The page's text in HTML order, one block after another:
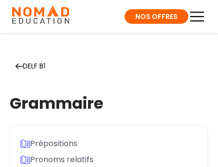
NOS OFFRES
DELF B1
Grammaire
Prépositions
Pronoms relatifs